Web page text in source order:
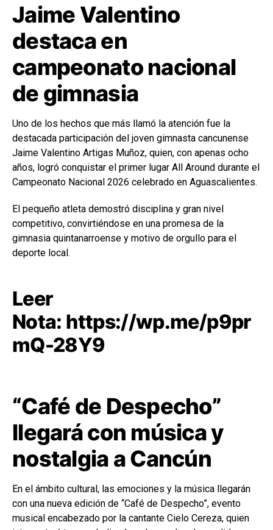
Jaime Valentino
destaca en
campeonato nacional
de gimnasia
Uno de los hechos que más llamó la atención fue la
destacada participación del joven gimnasta cancunense
Jaime Valentino Artigas Muñoz, quien, con apenas ocho
años, logró conquistar el primer lugar All Around durante el
Campeonato Nacional 2026 celebrado en Aguascalientes.
El pequeño atleta demostró disciplina y gran nivel
competitivo, convirtiéndose en una promesa de la
gimnasia quintanarroense y motivo de orgullo para el
deporte local.
Leer
Nota: https://wp.me/p9pr
mQ-28Y9
“Café de Despecho”
llegará con música y
nostalgia a Cancún
En el ámbito cultural, las emociones y la música llegarán
con una nueva edición de “Café de Despecho”, evento
musical encabezado por la cantante Cielo Cereza, quien